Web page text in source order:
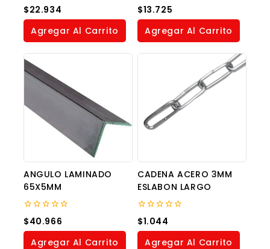
0
out
of
$22.934
Agregar Al Carrito
0
out
of
$13.725
Agregar Al Carrito
ANGULO LAMINADO
65X5MM
0
out
of
$40.966
Agregar Al Carrito
CADENA ACERO 3MM
ESLABON LARGO
0
out
of
$1.044
Agregar Al Carrito